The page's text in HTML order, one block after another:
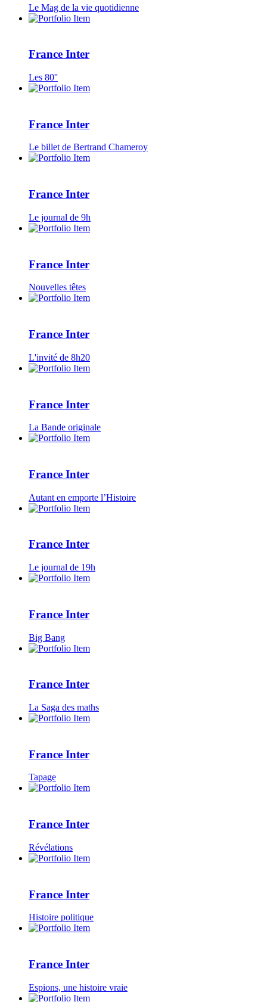
Le Mag de la vie quotidienne
France Inter
Les 80''
France Inter
Le billet de Bertrand Chameroy
France Inter
Le journal de 9h
France Inter
Nouvelles têtes
France Inter
L'invité de 8h20
France Inter
La Bande originale
France Inter
Autant en emporte l’Histoire
France Inter
Le journal de 19h
France Inter
Big Bang
France Inter
La Saga des maths
France Inter
Tapage
France Inter
Révélations
France Inter
Histoire politique
France Inter
Espions, une histoire vraie